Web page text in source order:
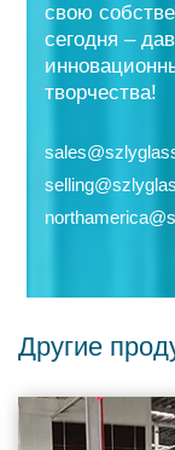
свою
сегодня –
творчества!
Другие